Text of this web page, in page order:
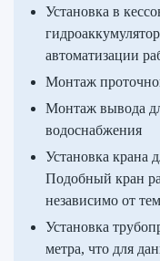
Установка в
автоматизации
Монтаж
Монтаж вывода
водоснабжения
Установка крана
Подобный кран
независимо от
Установка
метра, что для